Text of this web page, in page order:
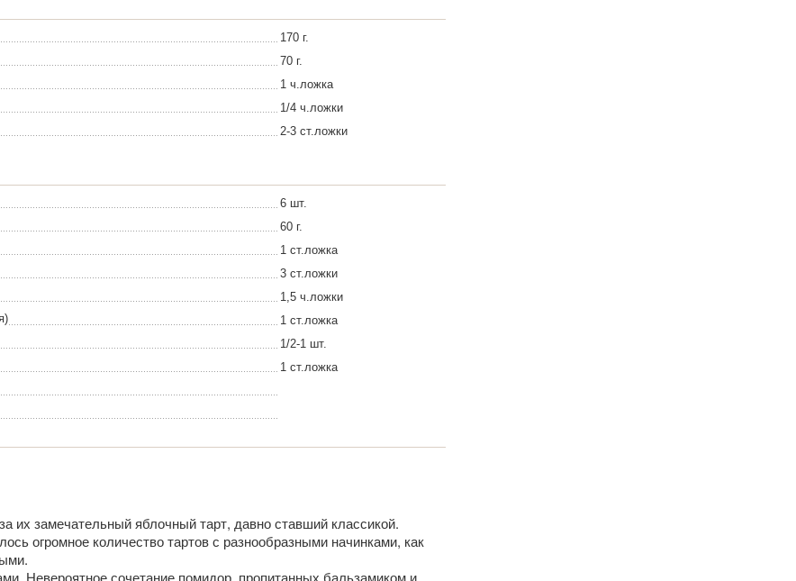
170 г.
70 г.
1 ч.ложка
1/4 ч.ложки
2-3 ст.ложки
6 шт.
60 г.
1 ст.ложка
3 ст.ложки
1,5 ч.ложки
1 ст.ложка
1/2-1 шт.
1 ст.ложка
их замечательный яблочный тарт, давно ставший классикой.
огромное количество тартов с разнообразными начинками, как
Невероятное сочетание помидор, пропитанных бальзамиком и